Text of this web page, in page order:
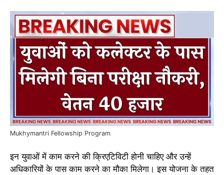
Mukhymantri Fellowship Program
इन युवाओं में काम करने की क्रिएटिविटी होनी चाहिए और उन्हें
अधिकारियों के पास काम करने का मौका मिलेगा। इस योजना के तहत